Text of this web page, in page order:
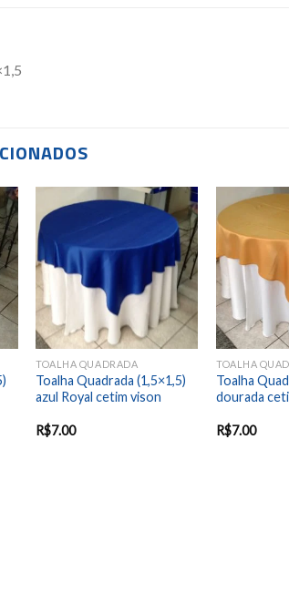
Add to
wishlist
TOALHA QUADRADA
Toalha Quadrada (1,5×1,5)
azul Royal cetim vison
R$7.00
TOALHA
Toalha
dourada
R$7.00